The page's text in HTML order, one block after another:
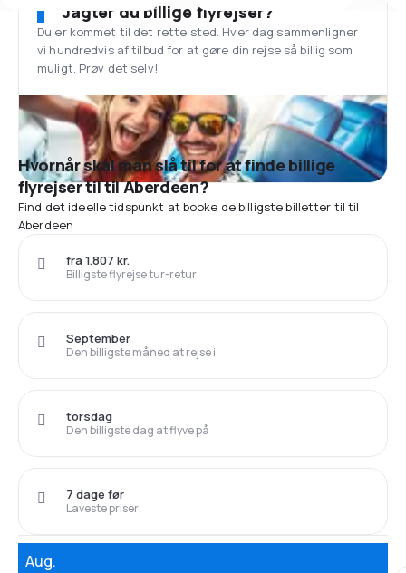
Jagter du billige flyrejser?
Du er kommet til det rette sted. Hver dag sammenligner
vi hundredvis af tilbud for at gøre din rejse så billig som
muligt. Prøv det selv!
Hvornår skal man slå til for at finde billige
flyrejser til til Aberdeen?
Find det ideelle tidspunkt at booke de billigste billetter til til
Aberdeen
Billigste flyrejse tur-retur
fra 1.807 kr.
Den billigste måned at rejse i
September
Den billigste dag at flyve på
torsdag
Laveste priser
7 dage før
Aug.